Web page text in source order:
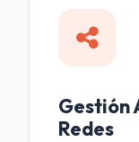
Gestión
Redes